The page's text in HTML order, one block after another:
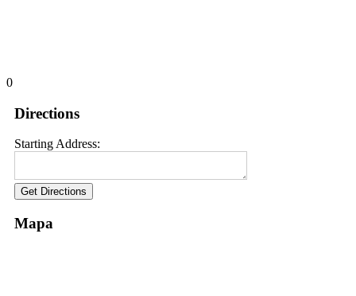
0
Directions
Starting Address:
Mapa